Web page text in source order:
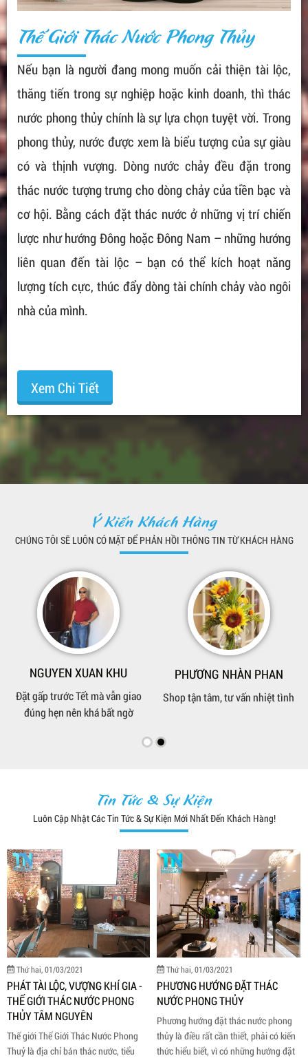
Thế Giới Thác Nước Phong Thủy
Nếu bạn là người đang mong muốn cải thiện tài lộc,
thăng tiến trong sự nghiệp hoặc kinh doanh, thì thác
nước phong thủy chính là sự lựa chọn tuyệt vời. Trong
phong thủy, nước được xem là biểu tượng của sự giàu
có và thịnh vượng. Dòng nước chảy đều đặn trong
thác nước tượng trưng cho dòng chảy của tiền bạc và
cơ hội. Bằng cách đặt thác nước ở những vị trí chiến
lược như hướng Đông hoặc Đông Nam – những hướng
liên quan đến tài lộc – bạn có thể kích hoạt năng
lượng tích cực, thúc đẩy dòng tài chính chảy vào ngôi
nhà của mình.
Xem Chi Tiết
Ý Kiến Khách Hàng
CHÚNG TÔI SẼ LUÔN CÓ MẶT ĐỂ PHẢN HỒI THÔNG TIN TỪ KHÁCH HÀNG
VŨ TRỌNG DUY
Hình trên web là hàng thật, để
phòng khách nhìn khá sang
LƯU HOÀNG THÚC
Giá hơi nhỉnh hơn chỗ khác
NGUYEN XUAN KHU
Đặt gấp trước Tết mà vẫn giao
đúng hẹn nên khá bất ngờ
PHƯƠNG NHÀN PHAN
Shop tận tâm, tư vấn nhiệt tình
Tin Tức & Sự Kiện
Luôn Cập Nhật Các Tin Tức & Sự Kiện Mới Nhất Đến Khách Hàng!
Thứ hai, 01/03/2021
PHƯƠNG HƯỚNG ĐẶT THÁC
NƯỚC PHONG THỦY
Phương hướng đặt thác nước phong
thủy là điều rất cần thiết, phải có kiến
thức hiểu biết, vì có những hướng đặt
Thứ hai, 01/03/2021
TINH TẾ CÙNG THÁC NƯỚC
PHONG THỦY MINI
Thác nước phong thủy mini là vật
phẩm trang trí được thiết kế với hình
dạng thác nước, thác nước kết hợp